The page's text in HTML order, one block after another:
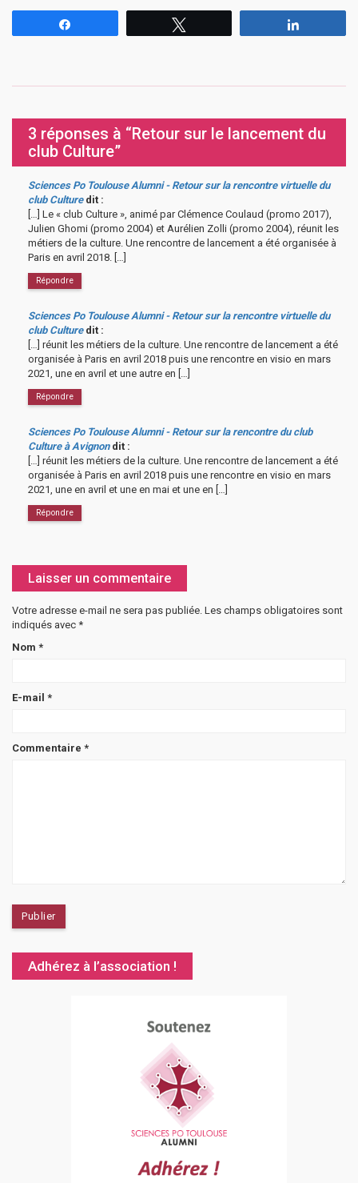
3 réponses à “Retour sur le lancement du
club Culture”
Sciences Po Toulouse Alumni - Retour sur la rencontre virtuelle du
club Culture dit :
[…] Le « club Culture », animé par Clémence Coulaud (promo 2017),
Julien Ghomi (promo 2004) et Aurélien Zolli (promo 2004), réunit les
métiers de la culture. Une rencontre de lancement a été organisée à
Paris en avril 2018. […]
Répondre
Sciences Po Toulouse Alumni - Retour sur la rencontre virtuelle du
club Culture dit :
[…] réunit les métiers de la culture. Une rencontre de lancement a été
organisée à Paris en avril 2018 puis une rencontre en visio en mars
2021, une en avril et une autre en […]
Répondre
Sciences Po Toulouse Alumni - Retour sur la rencontre du club
Culture à Avignon dit :
[…] réunit les métiers de la culture. Une rencontre de lancement a été
organisée à Paris en avril 2018 puis une rencontre en visio en mars
2021, une en avril et une en mai et une en […]
Répondre
Laisser un commentaire
Votre adresse e-mail ne sera pas publiée. Les champs obligatoires sont
indiqués avec *
Nom *
E-mail *
Commentaire *
Adhérez à l’association !